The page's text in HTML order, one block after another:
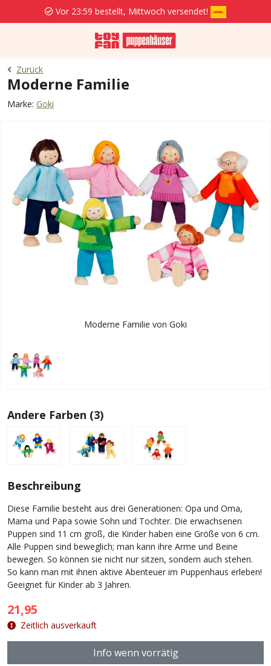
Vor 23:59 bestellt, Mittwoch versendet!
Zurück
Moderne Familie
Marke: Goki
Moderne Familie von Goki
Andere Farben (3)
Beschreibung
Diese Familie besteht aus drei Generationen: Opa und Oma,
Mama und Papa sowie Sohn und Tochter. Die erwachsenen
Puppen sind 11 cm groß, die Kinder haben eine Größe von 6 cm.
Alle Puppen sind beweglich; man kann ihre Arme und Beine
bewegen. So können sie nicht nur sitzen, sondern auch stehen.
So kann man mit ihnen aktive Abenteuer im Puppenhaus erleben!
Geeignet für Kinder ab 3 Jahren.
21,95
Zeitlich ausverkauft
Info wenn vorrätig